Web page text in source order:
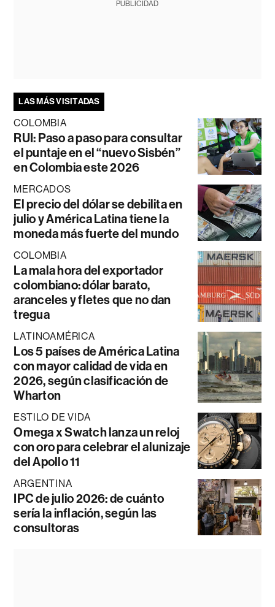
PUBLICIDAD
LAS MÁS VISITADAS
COLOMBIA
RUI: Paso a paso para consultar
el puntaje en el “nuevo Sisbén”
en Colombia este 2026
MERCADOS
El precio del dólar se debilita en
julio y América Latina tiene la
moneda más fuerte del mundo
COLOMBIA
La mala hora del exportador
colombiano: dólar barato,
aranceles y fletes que no dan
tregua
LATINOAMÉRICA
Los 5 países de América Latina
con mayor calidad de vida en
2026, según clasificación de
Wharton
ESTILO DE VIDA
Omega x Swatch lanza un reloj
con oro para celebrar el alunizaje
del Apollo 11
ARGENTINA
IPC de julio 2026: de cuánto
sería la inflación, según las
consultoras